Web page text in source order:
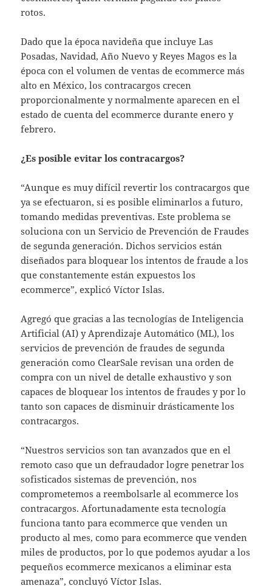
rotos.
Dado que la época navideña que incluye Las
Posadas, Navidad, Año Nuevo y Reyes Magos es la
época con el volumen de ventas de ecommerce más
alto en México, los contracargos crecen
proporcionalmente y normalmente aparecen en el
estado de cuenta del ecommerce durante enero y
febrero.
¿Es posible evitar los contracargos?
“Aunque es muy difícil revertir los contracargos que
ya se efectuaron, si es posible eliminarlos a futuro,
tomando medidas preventivas. Este problema se
soluciona con un Servicio de Prevención de Fraudes
de segunda generación. Dichos servicios están
diseñados para bloquear los intentos de fraude a los
que constantemente están expuestos los
ecommerce”, explicó Víctor Islas.
Agregó que gracias a las tecnologías de Inteligencia
Artificial (AI) y Aprendizaje Automático (ML), los
servicios de prevención de fraudes de segunda
generación como ClearSale revisan una orden de
compra con un nivel de detalle exhaustivo y son
capaces de bloquear los intentos de fraudes y por lo
tanto son capaces de disminuir drásticamente los
contracargos.
“Nuestros servicios son tan avanzados que en el
remoto caso que un defraudador logre penetrar los
sofisticados sistemas de prevención, nos
comprometemos a reembolsarle al ecommerce los
contracargos. Afortunadamente esta tecnología
funciona tanto para ecommerce que venden un
producto al mes, como para ecommerce que venden
miles de productos, por lo que podemos ayudar a los
pequeños ecommerce mexicanos a eliminar esta
amenaza”, concluyó Víctor Islas.